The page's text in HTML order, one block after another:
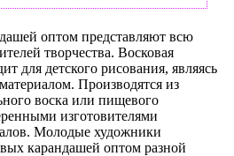
оптом представляют всю
творчества. Восковая
для детского рисования, являясь
Производятся из
воска или пищевого
изготовителями
Молодые художники
карандашей оптом разной